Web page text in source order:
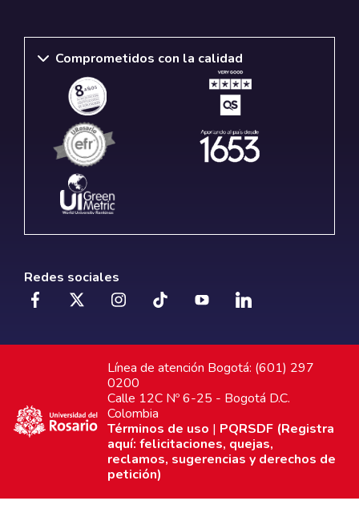
Comprometidos con la calidad
Redes sociales
Línea de atención Bogotá: (601) 297
0200
Calle 12C Nº 6-25 - Bogotá D.C.
Colombia
Términos de uso | PQRSDF (Registra
aquí: felicitaciones, quejas,
reclamos, sugerencias y derechos de
petición)